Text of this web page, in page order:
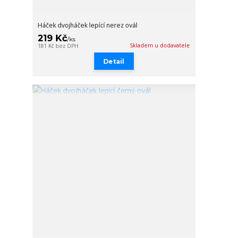
Háček dvojháček lepící nerez ovál
219 Kč/ks
181 Kč bez DPH Skladem u dodavatele
Detail